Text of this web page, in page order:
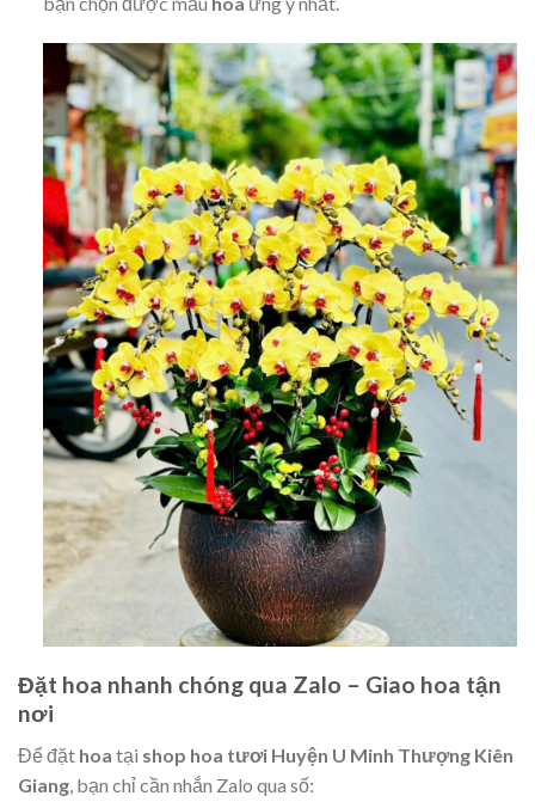
Đặt hoa nhanh chóng qua Zalo – Giao hoa tận
nơi
Để đặt hoa tại shop hoa tươi Huyện U Minh Thượng Kiên
Giang, bạn chỉ cần nhắn Zalo qua số: